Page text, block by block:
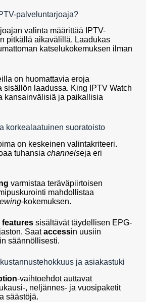
palveluntarjoaja?
valinta määrittää IPTV-
pitkällä aikavälillä. Laadukas
katselukokemuksen ilman
on huomattavia eroja
sisällön laadussa. King IPTV Watch
kansainvälisiä ja paikallisia
korkealaatuinen suoratoisto
on keskeinen valintakriteeri.
tuhansia channelseja eri
varmistaa teräväpiirtoisen
mahdollistaa
-kokemuksen.
features sisältävät täydellisen EPG-
Saataccessin uusiin
säännöllisesti.
ja asiakastuki
-vaihtoehdot auttavat
, neljännes- ja vuosipaketit
säästöjä.